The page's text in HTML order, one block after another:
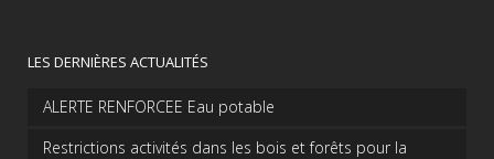
LES DERNIÈRES ACTUALITÉS
ALERTE RENFORCEE Eau potable
Restrictions activités dans les bois et forêts pour la